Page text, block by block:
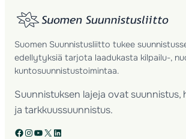
Suomen Suunnistusliitto tukee
edellytyksiä tarjota laadukasta kilpailu-,
kuntosuunnistustoimintaa.
Suunnistuksen lajeja ovat
ja tarkkuussuunnistus.
Facebook Instagram YouTube X LinkedIn